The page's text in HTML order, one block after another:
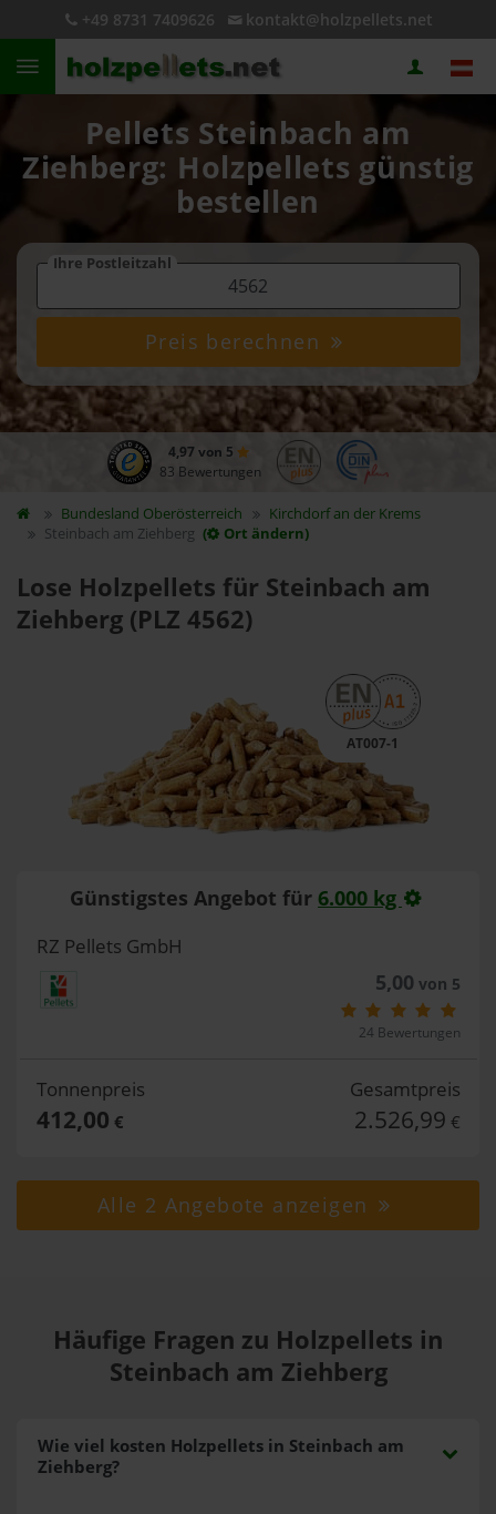
+49 8731 7409626 kontakt@holzpellets.net
Pellets Steinbach am
Ziehberg: Holzpellets günstig
bestellen
Ihre Postleitzahl
Preis berechnen
4,97 von 5
83 Bewertungen
Bundesland Oberösterreich
Kirchdorf an der Krems
Steinbach am Ziehberg ( Ort ändern)
Lose Holzpellets für Steinbach am
Ziehberg (PLZ 4562)
AT007-1
Günstigstes Angebot für 6.000 kg
RZ Pellets GmbH
5,00 von 5
24 Bewertungen
Tonnenpreis
412,00 €
Gesamtpreis
2.526,99 €
Alle 2 Angebote anzeigen
Häufige Fragen zu Holzpellets in
Steinbach am Ziehberg
Wie viel kosten Holzpellets in Steinbach am
Ziehberg?